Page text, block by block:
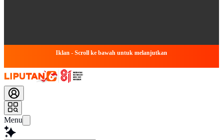
Iklan - Scroll ke bawah untuk melanjutkan
Menu